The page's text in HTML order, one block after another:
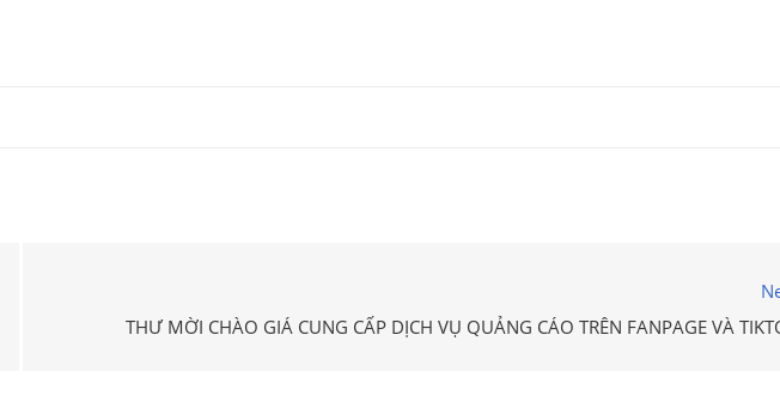
THƯ MỜI CHÀO GIÁ CUNG CẤP DỊCH VỤ QUẢNG CÁO TRÊN FANPAGE VÀ